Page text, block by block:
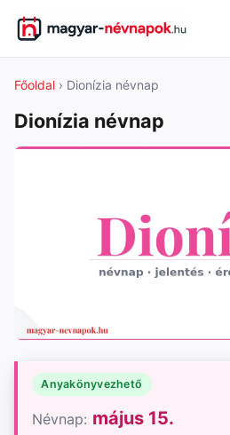
Főoldal › Dionízia névnap
Dionízia névnap
Anyakönyvezhető
Névnap: május 15.